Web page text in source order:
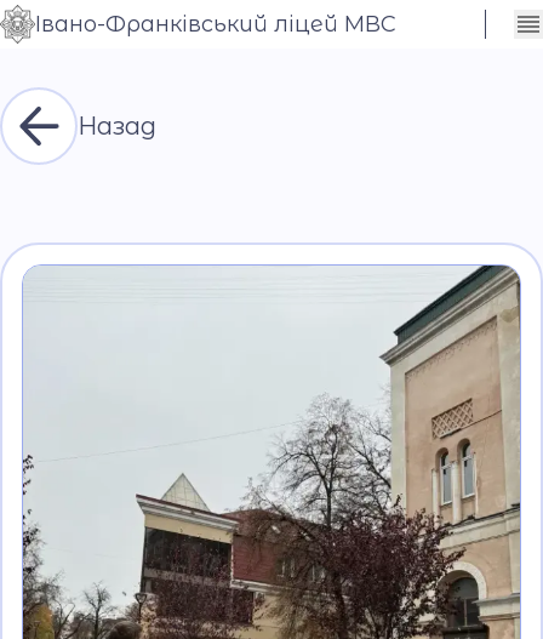
Контраст
Шрифт
Сховати
Івано-Франківський ліцей МВС
Назад